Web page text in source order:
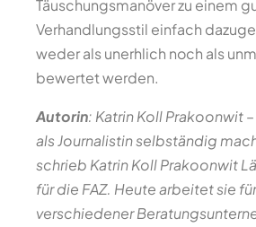
Täuschungsmanöver zu einem
Verhandlungsstil einfach
weder als unerhlich noch als
bewertet werden.
Autorin: Katrin Koll Prakoonwit–
als Journalistin selbständig
schrieb Katrin Koll Prakoonwit
für die FAZ. Heute arbeitet sie
verschiedener